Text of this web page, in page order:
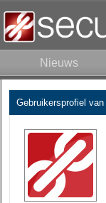
Nieuws
Gebruikersprofiel van